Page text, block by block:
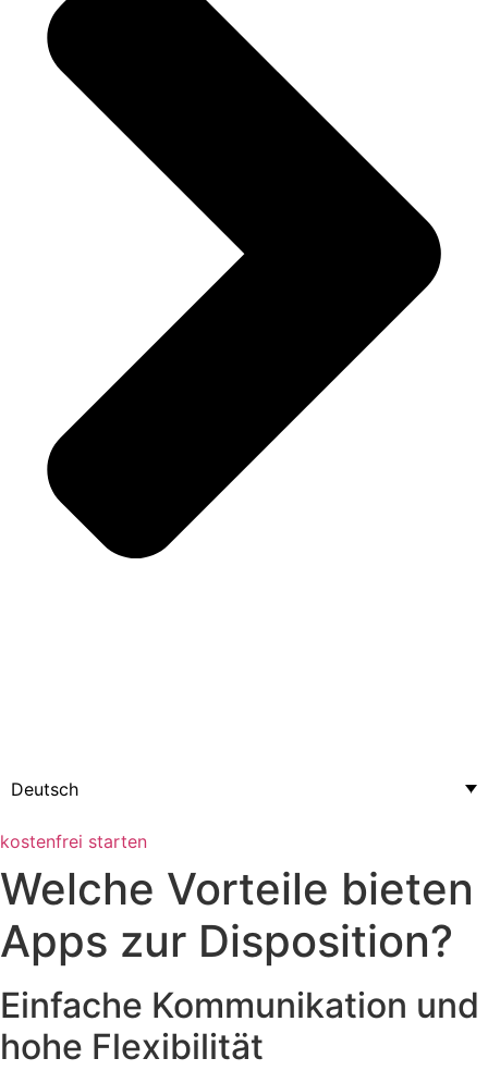
Deutsch
kostenfrei starten
Welche Vorteile bieten
Apps zur Disposition?
Einfache Kommunikation und
hohe Flexibilität